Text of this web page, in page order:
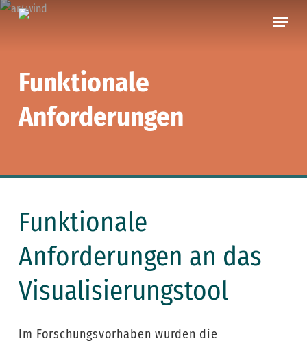
Skip
Menu
Funktionale
Anforderungen
Funktionale
Anforderungen an das
Visualisierungstool
Im Forschungsvorhaben wurden die